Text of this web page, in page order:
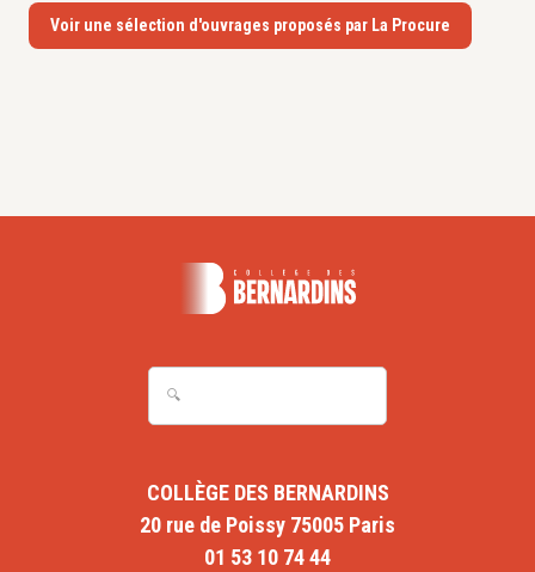
Voir une sélection d'ouvrages proposés par La Procure
COLLÈGE DES BERNARDINS
20 rue de Poissy 75005 Paris
01 53 10 74 44